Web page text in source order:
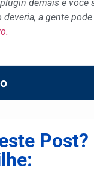
demais e você
a gente
Post?